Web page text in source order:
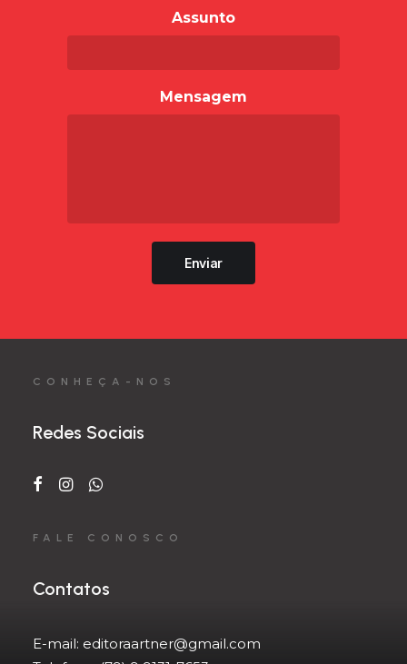
Assunto
Mensagem
Enviar
CONHEÇA-NOS
Redes Sociais
FALE CONOSCO
Contatos
E-mail: editoraartner@gmail.com